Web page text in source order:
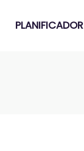
PLANIFICADOR